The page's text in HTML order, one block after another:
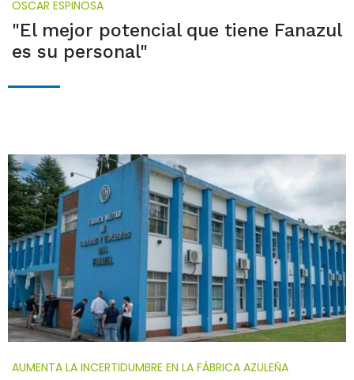
OSCAR ESPINOSA
"El mejor potencial que tiene Fanazul
es su personal"
AUMENTA LA INCERTIDUMBRE EN LA FÁBRICA AZULEÑA